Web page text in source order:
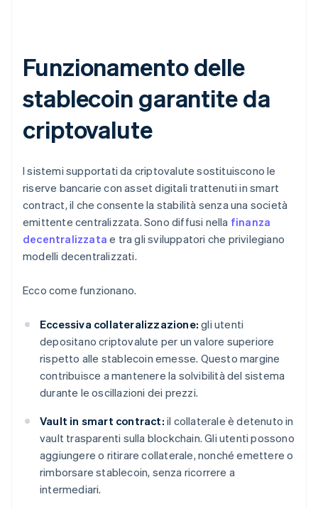
Funzionamento delle
stablecoin garantite da
criptovalute
I sistemi supportati da criptovalute sostituiscono le
riserve bancarie con asset digitali trattenuti in smart
contract, il che consente la stabilità senza una società
emittente centralizzata. Sono diffusi nella finanza
decentralizzata e tra gli sviluppatori che privilegiano
modelli decentralizzati.
Ecco come funzionano.
Eccessiva collateralizzazione: gli utenti
depositano criptovalute per un valore superiore
rispetto alle stablecoin emesse. Questo margine
contribuisce a mantenere la solvibilità del sistema
durante le oscillazioni dei prezzi.
Vault in smart contract: il collaterale è detenuto in
vault trasparenti sulla blockchain. Gli utenti possono
aggiungere o ritirare collaterale, nonché emettere o
rimborsare stablecoin, senza ricorrere a
intermediari.